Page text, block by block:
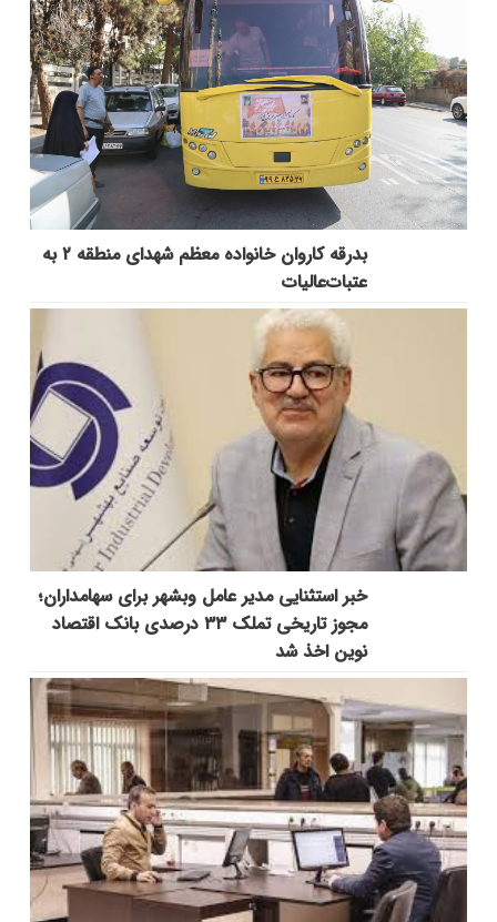
بدرقه کاروان خانواده معظم شهدای منطقه ۲ به
عتبات‌عالیات
خبر استثنایی مدیر عامل وبشهر برای سهامداران؛
مجوز تاریخی تملک ۳۳ درصدی بانک اقتصاد
نوین اخذ شد